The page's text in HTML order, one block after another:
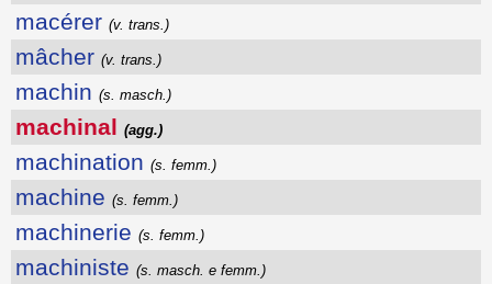
macérer (v. trans.)
mâcher (v. trans.)
machin (s. masch.)
machinal (agg.)
machination (s. femm.)
machine (s. femm.)
machinerie (s. femm.)
machiniste (s. masch. e femm.)